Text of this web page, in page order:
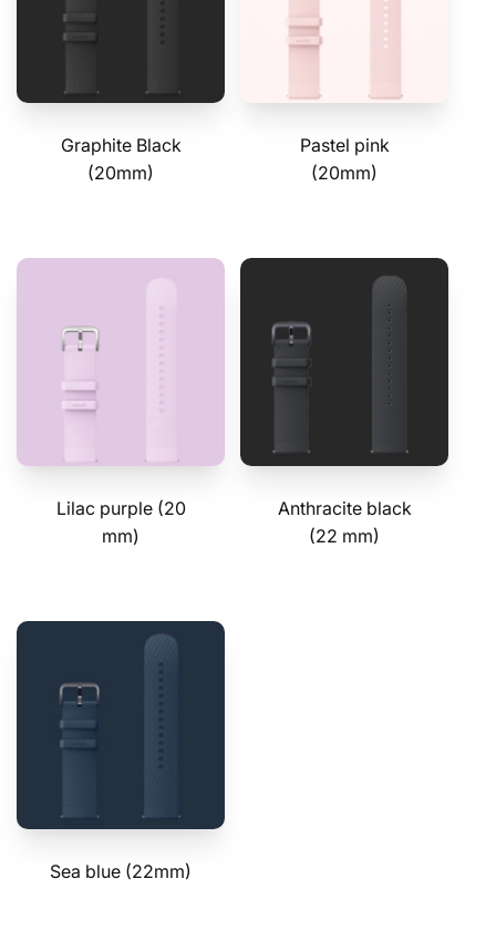
Graphite Black
(20mm)
Pastel pink
(20mm)
Lilac purple (20
mm)
Anthracite black
(22 mm)
Sea blue (22mm)